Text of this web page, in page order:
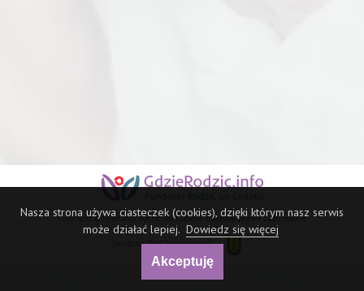
Copyright © Fundacja Rodzić Po Ludzku. Wszelkie prawa zastrzeżone
Smultron Web Development
Nasza strona używa ciasteczek (cookies), dzięki którym nasz serwis
może działać lepiej. Dowiedz się więcej
Akceptuję